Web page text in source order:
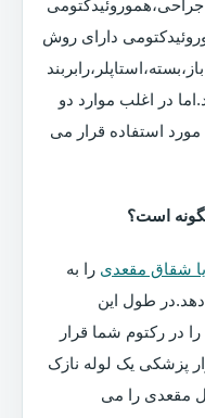
دارای روش
در اغلب موارد دو
استفاده قرار می
است؟
شقاق مقعدی را به
طول این
در رکتوم شما قرار
پزشکی یک لوله نازک
مقعدی را می